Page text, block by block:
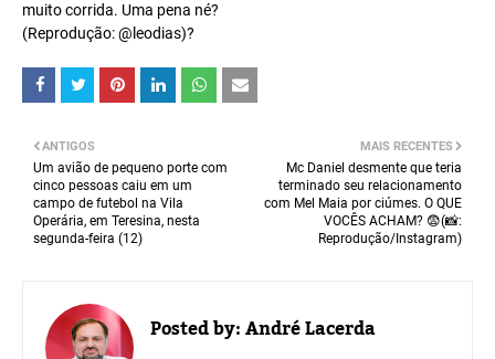
muito corrida. Uma pena né?
(Reprodução:@leodias)?
MAIS RECENTES
Mc Daniel desmente que teria
terminado seu relacionamento
com Mel Maia por ciúmes. O QUE
VOCÊS ACHAM? 😨(📸:
Reprodução/Instagram)
ANTIGOS
Um avião de pequeno porte com
cinco pessoas caiu em um
campo de futebol na Vila
Operária, em Teresina, nesta
segunda-feira (12)
Posted by:André Lacerda